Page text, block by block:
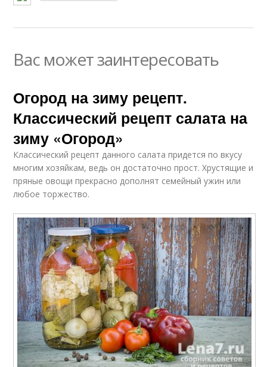
Вас может заинтересовать
Огород на зиму рецепт.
Классический рецепт салата на
зиму «Огород»
Классический рецепт данного салата придется по вкусу
многим хозяйкам, ведь он достаточно прост. Хрустящие и
пряные овощи прекрасно дополнят семейный ужин или
любое торжество.